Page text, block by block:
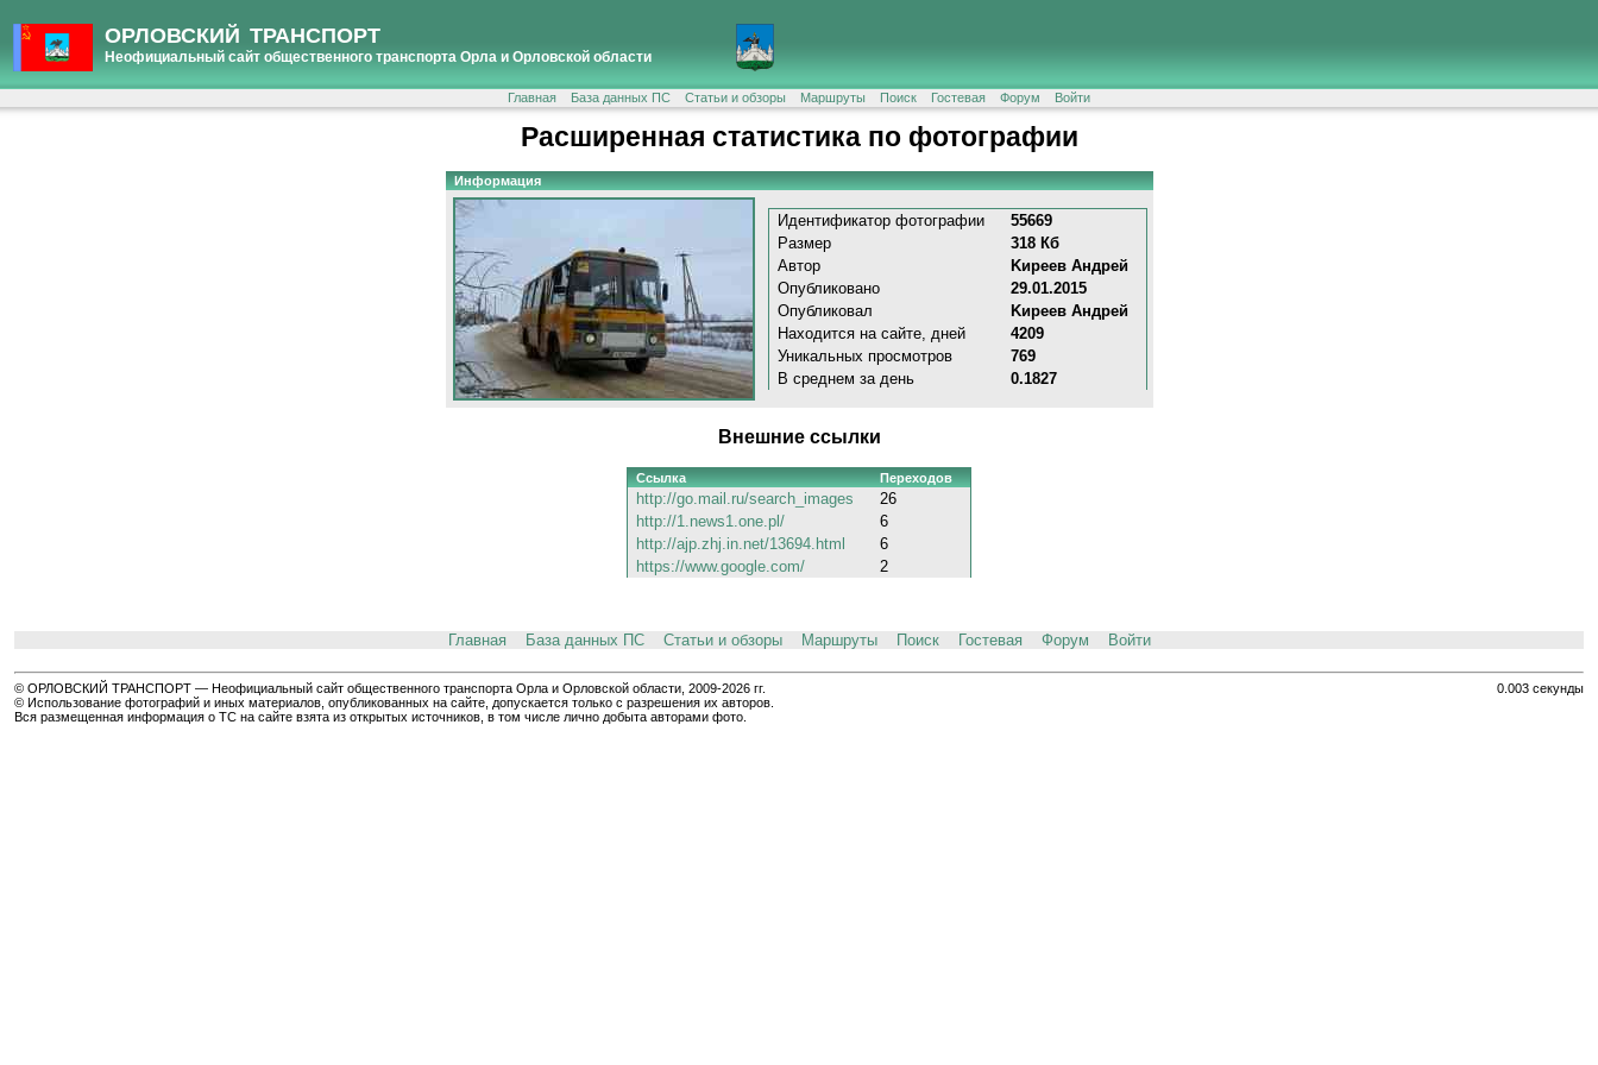
ОРЛОВСКИЙ ТРАНСПОРТ
Неофициальный сайт общественного транспорта Орла и Орловской области
Главная База данных ПС Статьи и обзоры Маршруты Поиск Гостевая Форум Войти
Расширенная статистика по фотографии
Информация
Идентификатор фотографии
55669
Размер
318 Кб
Автор
Kиpeeв Aндpeй
Опубликовано
29.01.2015
Опубликовал
Kиpeeв Aндpeй
Находится на сайте, дней
4209
Уникальных просмотров
769
В среднем за день
0.1827
Внешние ссылки
Ссылка Переходов
http://go.mail.ru/search_images
26
http://1.news1.one.pl/
6
http://ajp.zhj.in.net/13694.html
6
https://www.google.com/
2
Главная База данных ПС Статьи и обзоры Маршруты Поиск Гостевая Форум Войти
0.003 секунды
© ОРЛОВСКИЙ ТРАНСПОРТ — Неофициальный сайт общественного транспорта Орла и Орловской области, 2009-2026 гг.
© Использование фотографий и иных материалов, опубликованных на сайте, допускается только с разрешения их авторов.
Вся размещенная информация о ТС на сайте взята из открытых источников, в том числе лично добыта авторами фото.